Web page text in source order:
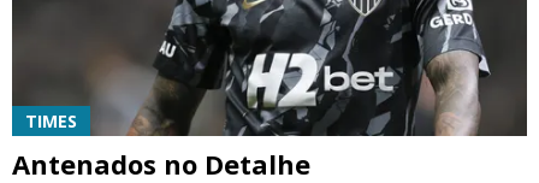
TIMES
Antenados no Detalhe